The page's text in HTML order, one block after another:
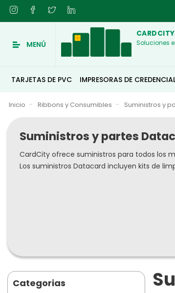
MENÚ
CARDCITY
Soluciones
TARJETAS DE PVC IMPRESORAS DE
Inicio Ribbons y Consumibles Suministros y
Suministros y partes
CardCity ofrece suministros para todos los
Los suministros Datacard incluyen kits de
Categorias